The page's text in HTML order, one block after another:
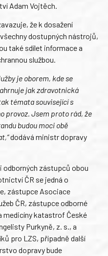
Adam Vojtěch.
že k dosažení
dostupných nástrojů,
také sdílet informace a
službou.
je oborem, kde se
jak zdravotnická
témata související s
provoz. Jsem proto rád, že
budou moci obě
dodává ministr dopravy
odborných zástupců obou
ČR se jedná o
zástupce Asociace
ČR, zástupce odborné
medicíny katastrof České
Purkyně, z. s., a
pro LZS, případně další
dopravy bude